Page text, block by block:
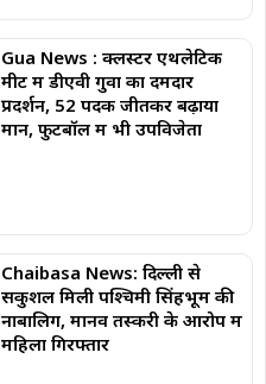
Gua News : क्लस्टर एथलेटिक
मीट में डीएवी गुवा का दमदार
प्रदर्शन, 52 पदक जीतकर बढ़ाया
मान, फुटबॉल में भी उपविजेता
Chaibasa News: दिल्ली से
सकुशल मिली पश्चिमी सिंहभूम की
नाबालिग, मानव तस्करी के आरोप में
महिला गिरफ्तार